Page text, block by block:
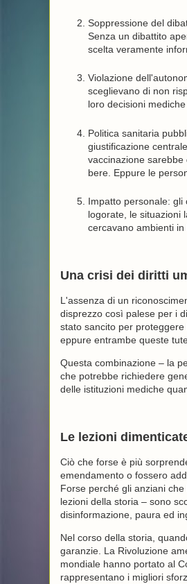
Soppressione del
Senza un dibattito
scelta veramente
Violazione
sceglievano di non
loro decisioni
Politica sanitaria
giustificazione
vaccinazione
bere. Eppure le
Impatto personale: gli
logorate, le situazioni
cercavano ambienti in
Una crisi dei diritti
L'assenza di un
disprezzo così palese per i
stato sancito per
eppure entrambe queste
Questa combinazione – la
che potrebbe richiedere
delle istituzioni mediche
Le lezioni
Ciò che forse è più
emendamento o fossero
Forse perché gli anziani
lezioni della storia – sono
disinformazione, paura ed
Nel corso della storia,
garanzie. La Rivoluzione
mondiale hanno portato al
rappresentano i migliori